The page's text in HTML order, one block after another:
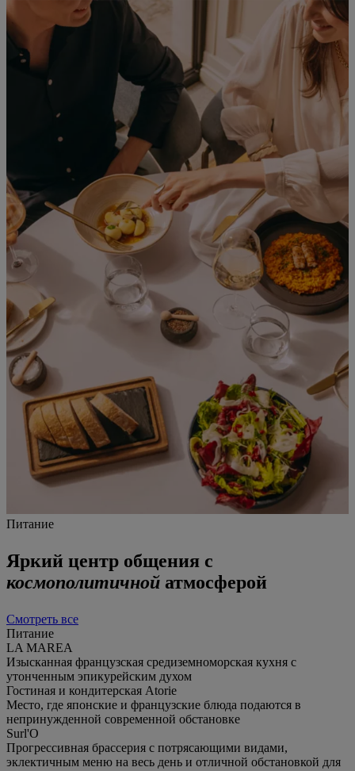
Питание
Яркий центр общения с
космополитичной атмосферой
Смотреть все
Питание
LA MAREA
Изысканная французская средиземноморская кухня с
утонченным эпикурейским духом
Гостиная и кондитерская Atorie
Место, где японские и французские блюда подаются в
непринужденной современной обстановке
Surl'O
Прогрессивная брассерия с потрясающими видами,
эклектичным меню на весь день и отличной обстановкой для